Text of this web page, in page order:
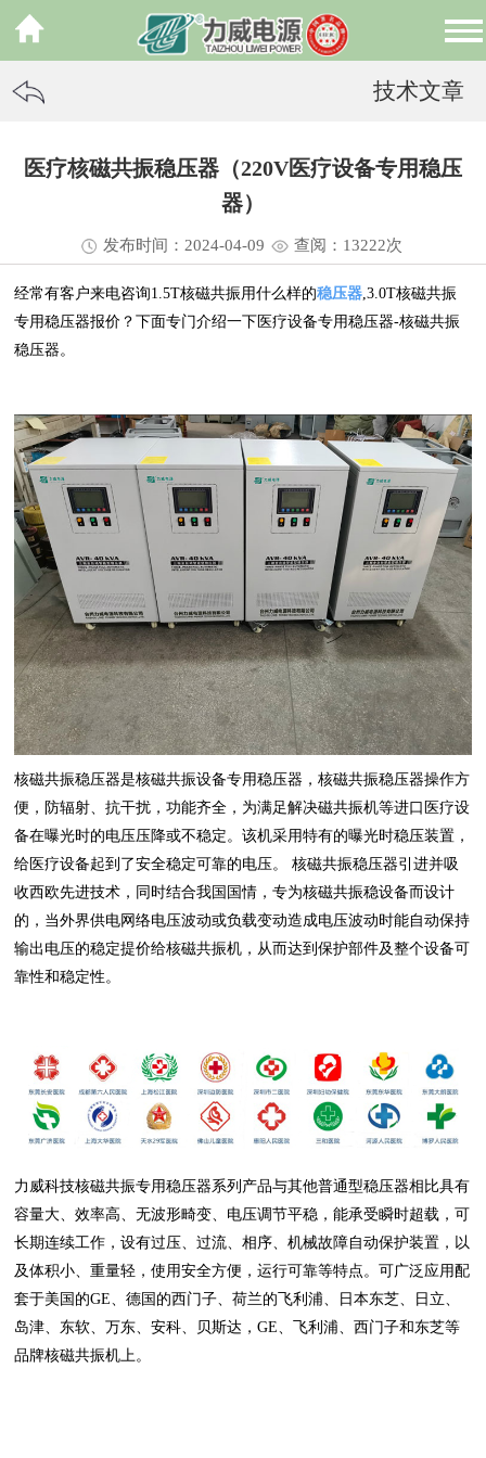
技术文章
医疗核磁共振稳压器（220V医疗设备专用稳压
器）
发布时间：2024-04-09 查阅：13222次
经常有客户来电咨询1.5T核磁共振用什么样的稳压器,3.0T核磁共振
专用稳压器报价？下面专门介绍一下医疗设备专用稳压器-核磁共振
稳压器。
核磁共振稳压器是核磁共振设备专用稳压器，核磁共振稳压器操作方
便，防辐射、抗干扰，功能齐全，为满足解决磁共振机等进口医疗设
备在曝光时的电压压降或不稳定。该机采用特有的曝光时稳压装置，
给医疗设备起到了安全稳定可靠的电压。 核磁共振稳压器引进并吸
收西欧先进技术，同时结合我国国情，专为核磁共振稳设备而设计
的，当外界供电网络电压波动或负载变动造成电压波动时能自动保持
输出电压的稳定提价给核磁共振机，从而达到保护部件及整个设备可
靠性和稳定性。
力威科技核磁共振专用稳压器系列产品与其他普通型稳压器相比具有
容量大、效率高、无波形畸变、电压调节平稳，能承受瞬时超载，可
长期连续工作，设有过压、过流、相序、机械故障自动保护装置，以
及体积小、重量轻，使用安全方便，运行可靠等特点。可广泛应用配
套于美国的GE、德国的西门子、荷兰的飞利浦、日本东芝、日立、
岛津、东软、万东、安科、贝斯达，GE、飞利浦、西门子和东芝等
品牌核磁共振机上。